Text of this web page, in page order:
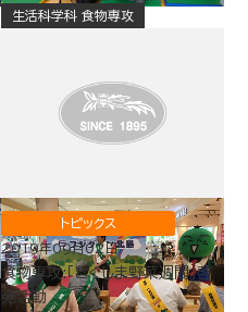
生活科学科 食物専攻
トピックス
2019年09月02日
食物専攻:「とくしま野菜週間」啓
発活動